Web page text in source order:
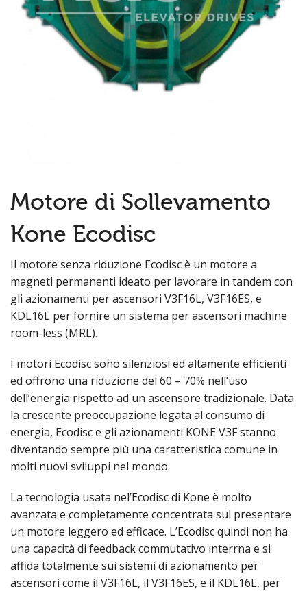
Motore di Sollevamento
Kone Ecodisc
Il motore senza riduzione Ecodisc è un motore a
magneti permanenti ideato per lavorare in tandem con
gli azionamenti per ascensori V3F16L, V3F16ES, e
KDL16L per fornire un sistema per ascensori machine
room-less (MRL).
I motori Ecodisc sono silenziosi ed altamente efficienti
ed offrono una riduzione del 60 – 70% nell’uso
dell’energia rispetto ad un ascensore tradizionale. Data
la crescente preoccupazione legata al consumo di
energia, Ecodisc e gli azionamenti KONE V3F stanno
diventando sempre più una caratteristica comune in
molti nuovi sviluppi nel mondo.
La tecnologia usata nel’Ecodisc di Kone è molto
avanzata e completamente concentrata sul presentare
un motore leggero ed efficace. L’Ecodisc quindi non ha
una capacità di feedback commutativo interrna e si
affida totalmente sui sistemi di azionamento per
ascensori come il V3F16L, il V3F16ES, e il KDL16L, per